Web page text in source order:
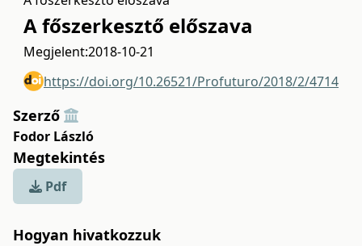
A főszerkesztő előszava
Megjelent:2018-10-21
https://doi.org/10.26521/Profuturo/2018/2/4714
Szerző
Fodor László
Megtekintés
Pdf
Hogyan hivatkozzuk